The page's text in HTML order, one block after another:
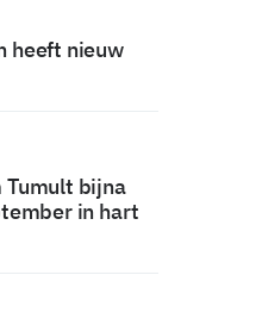
heeft nieuw
Tumult bijna
in hart